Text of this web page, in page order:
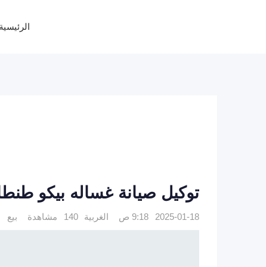
الرئيسية
توكيل صيانة غساله بيكو طنطا
2025-01-18 9:18 ص الغربية 140 مشاهدة بيع